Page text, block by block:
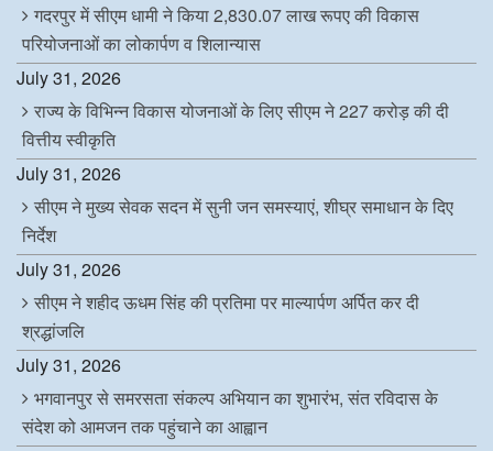
गदरपुर में सीएम धामी ने किया 2,830.07 लाख रूपए की विकास
परियोजनाओं का लोकार्पण व शिलान्यास
July 31, 2026
राज्य के विभिन्न विकास योजनाओं के लिए सीएम ने 227 करोड़ की दी
वित्तीय स्वीकृति
July 31, 2026
सीएम ने मुख्य सेवक सदन में सुनी जन समस्याएं, शीघ्र समाधान के दिए
निर्देश
July 31, 2026
सीएम ने शहीद ऊधम सिंह की प्रतिमा पर माल्यार्पण अर्पित कर दी
श्रद्धांजलि
July 31, 2026
भगवानपुर से समरसता संकल्प अभियान का शुभारंभ, संत रविदास के
संदेश को आमजन तक पहुंचाने का आह्वान